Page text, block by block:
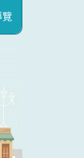
覽